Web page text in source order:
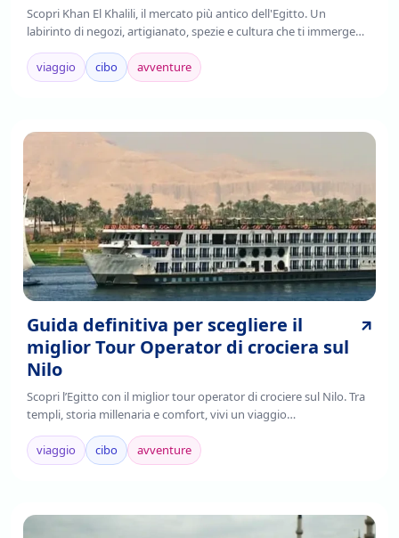
Scopri Khan El Khalili, il mercato più antico dell'Egitto. Un
labirinto di negozi, artigianato, spezie e cultura che ti immerge
nell'autenticità cairota. Leggi!
viaggio
cibo avventure
Guida definitiva per scegliere il
miglior Tour Operator di crociera sul
Nilo
Scopri l’Egitto con il miglior tour operator di crociere sul Nilo. Tra
templi, storia millenaria e comfort, vivi un viaggio
indimenticabile.Prenota ora!
viaggio
cibo avventure